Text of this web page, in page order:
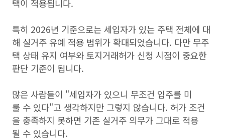
택이 적용됩니다.
특히 2026년 기준으로는 세입자가 있는 주택 전체에 대
해 실거주 유예 적용 범위가 확대되었습니다. 다만 무주
택 상태 유지 여부와 토지거래허가 신청 시점이 중요한
판단 기준이 됩니다.
많은 사람들이 "세입자가 있으니 무조건 입주를 미
룰 수 있다"고 생각하지만 그렇지 않습니다. 허가 조건
을 충족하지 못하면 기존 실거주 의무가 그대로 적용
될 수 있습니다.